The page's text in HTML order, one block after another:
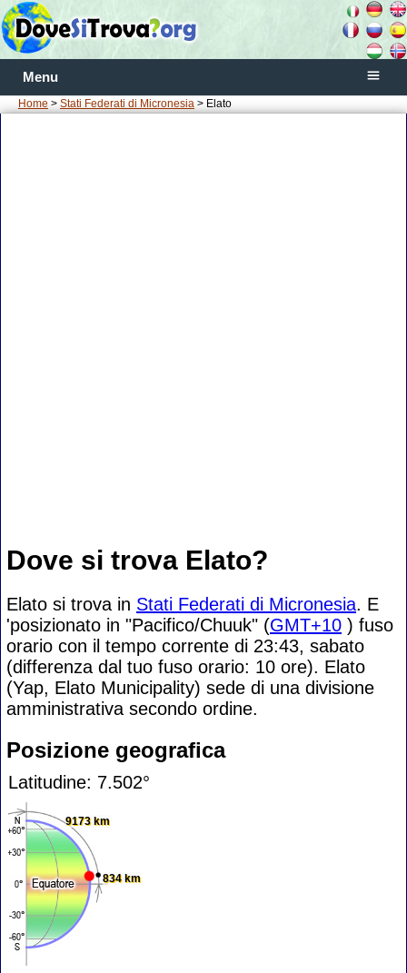
Menu
Home > Stati Federati di Micronesia > Elato
Dove si trova Elato?
Elato si trova in Stati Federati di Micronesia. E
'posizionato in "Pacifico/Chuuk" (GMT+10 ) fuso
orario con il tempo corrente di 23:43, sabato
(differenza dal tuo fuso orario: 10 ore). Elato
(Yap, Elato Municipality) sede di una divisione
amministrativa secondo ordine.
Posizione geografica
Latitudine: 7.502°
9173 km
834 km